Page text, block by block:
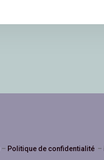
– Politique de confidentialité –